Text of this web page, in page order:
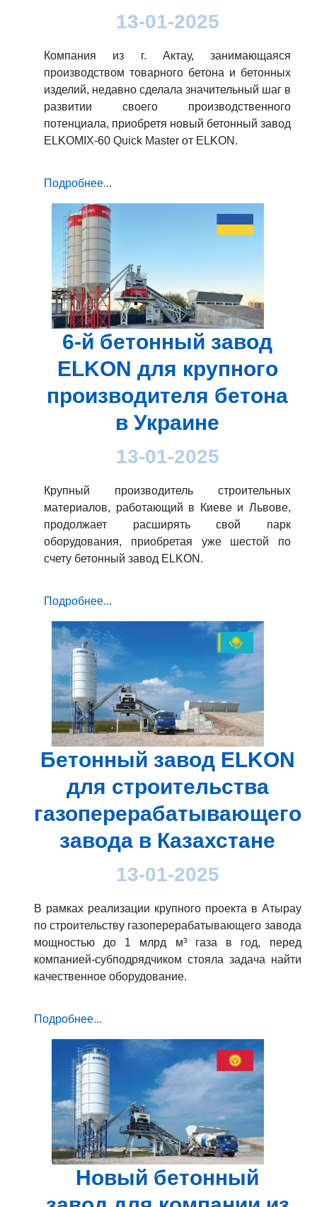
13-01-2025
Компания из г. Актау, занимающаяся
производством товарного бетона и бетонных
изделий, недавно сделала значительный шаг в
развитии своего производственного
потенциала, приобретя новый бетонный завод
ELKOMIX-60 Quick Master от ELKON.
Подробнее...
6-й бетонный завод
ELKON для крупного
производителя бетона
в Украине
13-01-2025
Крупный производитель строительных
материалов, работающий в Киеве и Львове,
продолжает расширять свой парк
оборудования, приобретая уже шестой по
счету бетонный завод ELKON.
Подробнее...
Бетонный завод ELKON
для строительства
газоперерабатывающего
завода в Казахстане
13-01-2025
В рамках реализации крупного проекта в Атырау
по строительству газоперерабатывающего завода
мощностью до 1 млрд м³ газа в год, перед
компанией-субподрядчиком стояла задача найти
качественное оборудование.
Подробнее...
Новый бетонный